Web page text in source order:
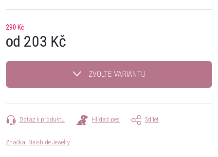
290 Kč
od 203 Kč
cena:
ZVOLTE VARIANTU
Dotaz k produktu Hlídací pes Sdílet
Značka: Naishide Jewelry